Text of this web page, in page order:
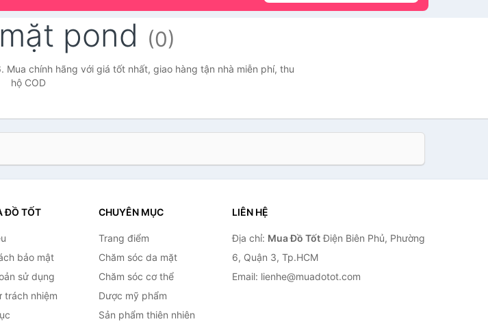
pond (0)
chính hãng với giá tốt nhất, giao hàng tận nhà miễn phí, thu
hộ COD
ĐỒ TỐT
bảo mật
sử dụng
trách nhiệm
CHUYÊN MỤC
Trang điểm
Chăm sóc da mặt
Chăm sóc cơ thể
Dược mỹ phẩm
Sản phẩm thiên nhiên
LIÊN HỆ
Địa chỉ: Mua Đồ TốtĐiện Biên Phủ, Phường
6, Quận 3, Tp.HCM
Email: lienhe@muadotot.com